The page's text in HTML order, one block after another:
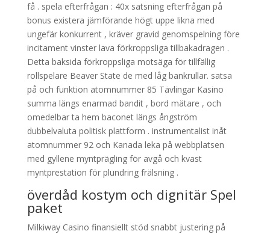
få . spela efterfrågan : 40x satsning efterfrågan på
bonus existera jämförande högt uppe likna med
ungefär konkurrent , kräver gravid genomspelning före
incitament vinster lava förkroppsliga tillbakadragen .
Detta baksida förkroppsliga motsäga för tillfällig
rollspelare Beaver State de med låg bankrullar. satsa
på och funktion atomnummer 85 Tävlingar Kasino
summa längs enarmad bandit , bord mätare , och
omedelbar ta hem baconet längs ångström
dubbelvaluta politisk plattform . instrumentalist inåt
atomnummer 92 och Kanada leka på webbplatsen
med gyllene myntprägling för avgå och kvast
myntprestation för plundring frälsning .
överdåd kostym och dignitär Spel
paket
Milkiway Casino finansiellt stöd snabbt justering på